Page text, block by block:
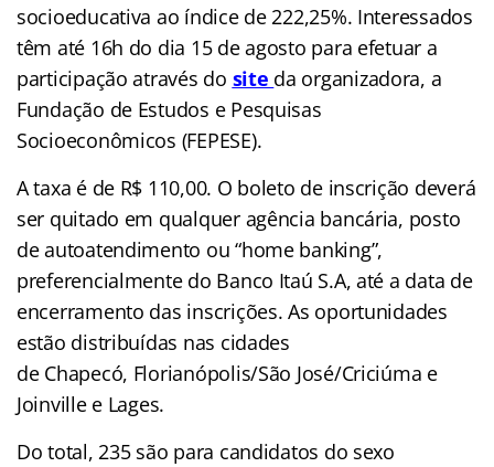
socioeducativa ao índice de 222,25%. Interessados
têm até 16h do dia 15 de agosto para efetuar a
participação através do site da organizadora, a
Fundação de Estudos e Pesquisas
Socioeconômicos (FEPESE).
A taxa é de R$ 110,00. O boleto de inscrição deverá
ser quitado em qualquer agência bancária, posto
de autoatendimento ou “home banking”,
preferencialmente do Banco Itaú S.A, até a data de
encerramento das inscrições.As oportunidades
estão distribuídas nas cidades
de Chapecó, Florianópolis/São José/Criciúma e
Joinville e Lages.
Do total, 235 são para candidatos do sexo